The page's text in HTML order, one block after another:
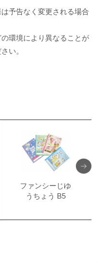
予告なく変更される場合
環境により異なることが
い。
ファンシーじゆ
うちょう B5